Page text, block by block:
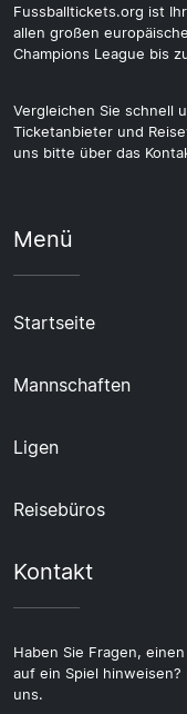
Fussballtickets.org ist
allen großen
Champions League bis
Vergleichen Sie schnell
Ticketanbieter und
uns bitte über das
Menü
Startseite
Mannschaften
Ligen
Reisebüros
Kontakt
Haben Sie Fragen,
auf ein Spiel hinweisen?
uns.